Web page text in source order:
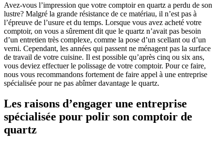
Avez-vous l’impression que votre comptoir en quartz a perdu de son
lustre? Malgré la grande résistance de ce matériau, il n’est pas à
l’épreuve de l’usure et du temps. Lorsque vous avez acheté votre
comptoir, on vous a sûrement dit que le quartz n’avait pas besoin
d’un entretien très complexe, comme la pose d’un scellant ou d’un
verni. Cependant, les années qui passent ne ménagent pas la surface
de travail de votre cuisine. Il est possible qu’après cinq ou six ans,
vous deviez effectuer le polissage de votre comptoir. Pour ce faire,
nous vous recommandons fortement de faire appel à une entreprise
spécialisée pour ne pas abîmer davantage le quartz.
Les raisons d’engager une entreprise
spécialisée pour polir son comptoir de
quartz